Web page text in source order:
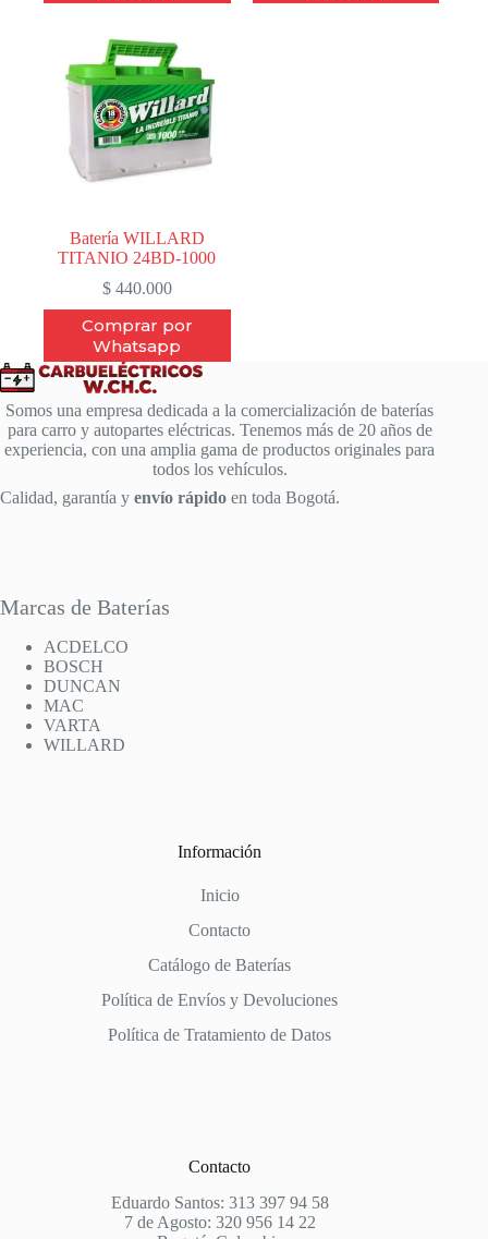
Batería WILLARD
TITANIO 24BD-1000
$440.000
Comprar por
Whatsapp
Somos una empresa dedicada a la comercialización de baterías
para carro y autopartes eléctricas. Tenemos más de 20 años de
experiencia, con una amplia gama de productos originales para
todos los vehículos.
Calidad, garantía y envío rápido en toda Bogotá.
Marcas de Baterías
ACDELCO
BOSCH
DUNCAN
MAC
VARTA
WILLARD
Información
Inicio
Contacto
Catálogo de Baterías
Política de Envíos y Devoluciones
Política de Tratamiento de Datos
Contacto
Eduardo Santos: 313 397 94 58
7 de Agosto: 320 956 14 22